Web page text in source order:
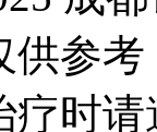
供参
疗时